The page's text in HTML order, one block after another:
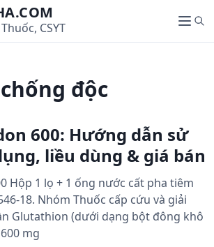
CSYT
M
e
S
e
độc
600: Hướng dẫn sử
liều dùng & giá bán
Hộp 1 lọ + 1 ống nước cất pha tiêm
18. Nhóm Thuốc cấp cứu và giải
Glutathion (dưới dạng bột đông khô
mg